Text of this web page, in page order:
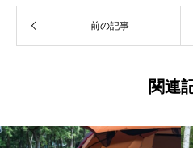
前の記事
関連